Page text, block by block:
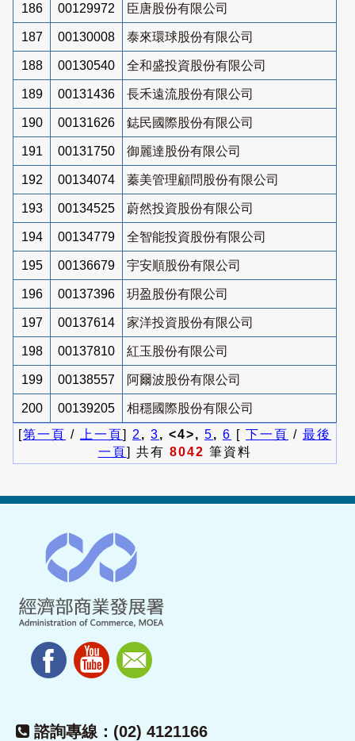
186 00129972 臣唐股份有限公司
187 00130008 泰來環球股份有限公司
188 00130540 全和盛投資股份有限公司
189 00131436 長禾遠流股份有限公司
190 00131626 鋕民國際股份有限公司
191 00131750 御麗達股份有限公司
192 00134074 蓁美管理顧問股份有限公司
193 00134525 蔚然投資股份有限公司
194 00134779 全智能投資股份有限公司
195 00136679 宇安順股份有限公司
196 00137396 玥盈股份有限公司
197 00137614 家洋投資股份有限公司
198 00137810 紅玉股份有限公司
199 00138557 阿爾波股份有限公司
200 00139205
相穩國際股份有限公司
[第一頁 / 上一頁] 2 , 3, <4>, 5, 6 [ 下一頁 / 最後
一頁] 共有 8042 筆資料
諮詢專線：(02) 4121166